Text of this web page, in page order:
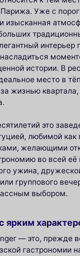
Уже с
изысканная
интерьер
истории. В
место в
жизнью квартала,
это
любимой
желающими
во всей её
ужина,
группового
выбором.
ярким
— это, прежде
гастрономии